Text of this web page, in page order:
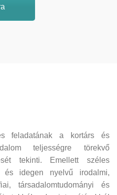
feladatának a kortárs és
teljességre törekvő
tekinti. Emellett széles
és idegen nyelvű irodalmi,
társadalomtudományi és